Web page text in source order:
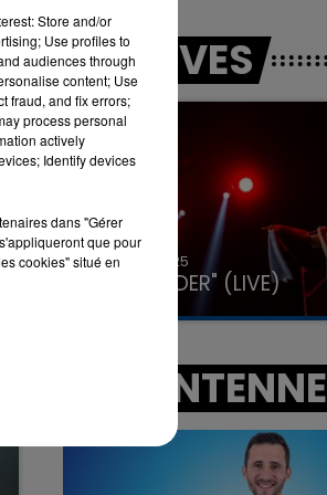
7h00 - 11h00
LA TEAM DE L'ÉTÉ
LES LIVES
31 janvier 2025
GIMS "SPIDER" (LIVE)
A L'ANTENNE
Store and/or
Use profiles to
audiences through
content; Use
fraud, and fix errors;
process personal
actively
Identify devices
dans "Gérer
que pour
cookies" situé en